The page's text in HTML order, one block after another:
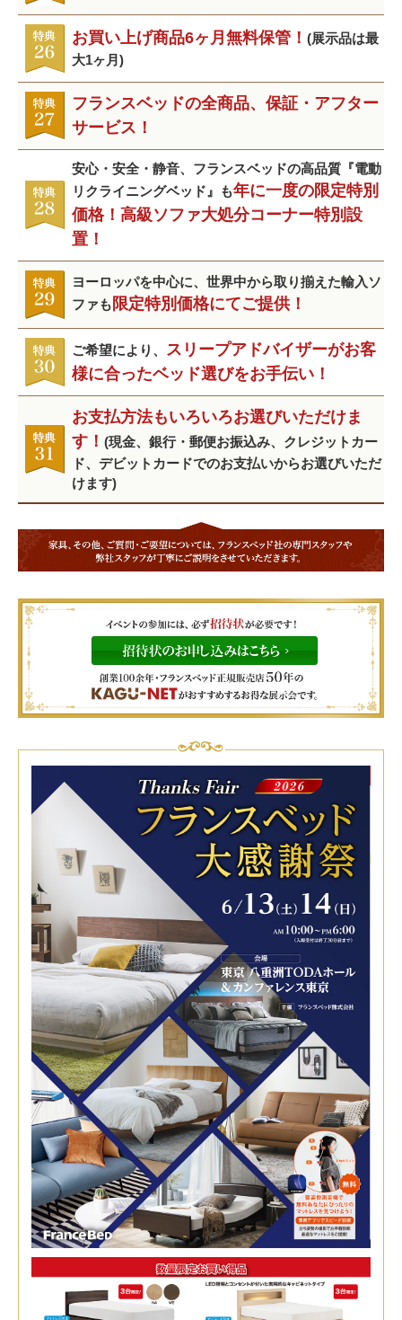
お買い上げ商品6ヶ月無料保管！ (展示品は最
大1ヶ月)
フランスベッドの全商品、保証・アフター
サービス！
安心・安全・静音、フランスベッドの高品質『電動
リクライニングベッド』も年に一度の限定特別
価格！高級ソファ大処分コーナー特別設
置！
ヨーロッパを中心に、世界中から取り揃えた輸入ソ
ファも 限定特別価格にてご提供！
ご希望により、
スリープアドバイザーがお客
様に合ったベッド選びをお手伝い！
お支払方法もいろいろお選びいただけま
す！ (現金、銀行・郵便お振込み、クレジットカー
ド、デビットカードでのお支払いからお選びいただ
けます)